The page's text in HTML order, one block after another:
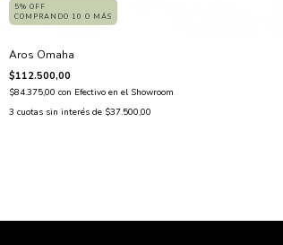
5% OFF
COMPRANDO 10 O MÁS
Aros Omaha
$112.500,00
$84.375,00 con Efectivo en el Showroom
3 cuotas sin interés de $37.500,00